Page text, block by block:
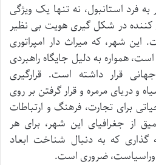
فرد استانبول، نه تنها یک ویژگی
کننده در شکل گیری هویت بی نظیر
شهر، که میراث دار امپراتوری
همواره به دلیل جایگاه راهبردی
قرار داشته است. قرارگیری
و دریای مرمره و قرار گرفتن بر روی
برای تجارت، فرهنگ و ارتباطات
از جغرافیای این شهر، برای هر
گذاری که به دنبال شناخت ابعاد
اوراسیاست، ضروری است.